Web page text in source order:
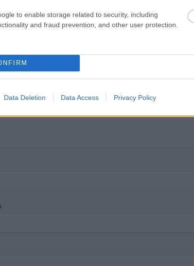
to enable storage related to security, including
and fraud prevention, and other user protection.
Data Deletion Data Access Privacy Policy